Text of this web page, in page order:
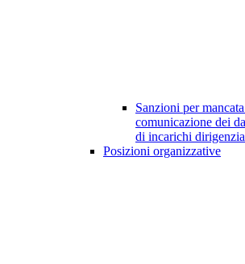
Sanzioni per
comunicazione dei
di incarichi
Posizioni organizzative